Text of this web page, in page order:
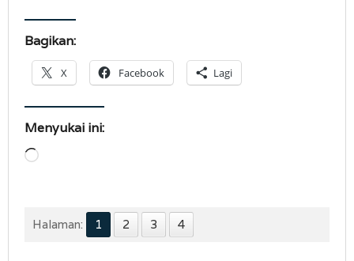
Bagikan:
X Facebook Lagi
Menyukai ini:
Memuat...
Halaman: 1 2 3 4